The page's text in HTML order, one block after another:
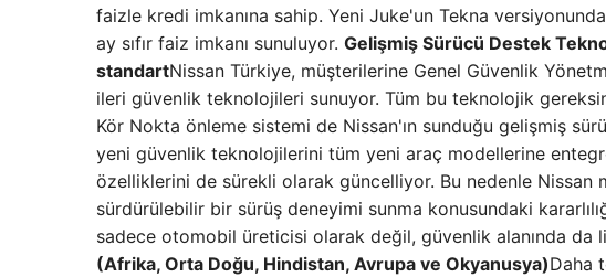
faizle kredi imkanına sahip. Yeni Juke'un Tekna
ay sıfır faiz imkanı sunuluyor. Gelişmiş Sürücü Destek
standartNissan Türkiye, müşterilerine Genel Güvenlik
ileri güvenlik teknolojileri sunuyor. Tüm bu teknolojik
Kör Nokta önleme sistemi de Nissan'ın sunduğu gelişmiş
yeni güvenlik teknolojilerini tüm yeni araç modellerine
özelliklerini de sürekli olarak güncelliyor. Bu nedenle Nissan
sürdürülebilir bir sürüş deneyimi sunma konusundaki
sadece otomobil üreticisi olarak değil, güvenlik alanında da
(Afrika, Orta Doğu, Hindistan, Avrupa ve Okyanusya)Daha